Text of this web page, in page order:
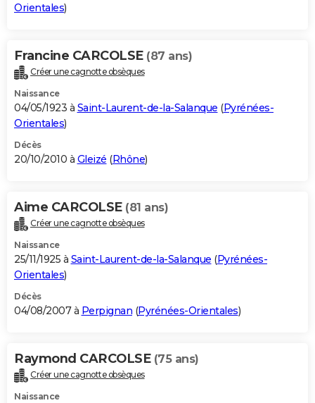
Orientales)
Francine CARCOLSE (87 ans)
Créer une cagnotte obsèques
Naissance
04/05/1923 à Saint-Laurent-de-la-Salanque (Pyrénées-
Orientales)
Décès
20/10/2010 à Gleizé (Rhône)
Aime CARCOLSE (81 ans)
Créer une cagnotte obsèques
Naissance
25/11/1925 à Saint-Laurent-de-la-Salanque (Pyrénées-
Orientales)
Décès
04/08/2007 à Perpignan (Pyrénées-Orientales)
Raymond CARCOLSE (75 ans)
Créer une cagnotte obsèques
Naissance